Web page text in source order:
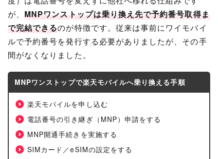
が、MNPワンストップは乗り換え先で予約番号取得ま
で完結できるのが特徴です。従来は事前にワイモバイ
ルで予約番号を発行する必要がありましたが、その手
間がなくなりました。
MNPワンストップで楽天モバイルへ乗り換える手順
楽天モバイルを申し込む
電話番号の引き継ぎ（MNP）申請をする
MNP開通手続きを実施する
SIMカード／eSIMの設定をする